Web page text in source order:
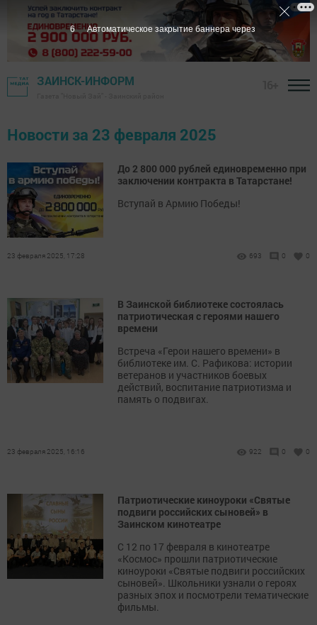
ЗАИНСК-ИНФОРМ
Новости за 23 февраля 2025
До 2 800 000 рублей единовременно при
заключении контракта в Татарстане!
Вступай в Армию Победы!
23 февраля 2025, 17:28 693 0 0
В Заинской библиотеке состоялась
патриотическая с героями нашего
времени
Встреча «Герои нашего времени» в
библиотеке им. С. Рафикова: истории
ветеранов и участников боевых
действий, воспитание патриотизма и
память о подвигах.
23 февраля 2025, 16:16 922 0 0
Патриотические киноуроки «Святые
подвиги российских сыновей» в
Заинском кинотеатре
С 12 по 17 февраля в кинотеатре
«Космос» прошли патриотические
киноуроки «Святые подвиги российских
сыновей». Школьники узнали о героях
разных эпох и посмотрели тематические
фильмы.
5 Автоматическое закрытие баннера через